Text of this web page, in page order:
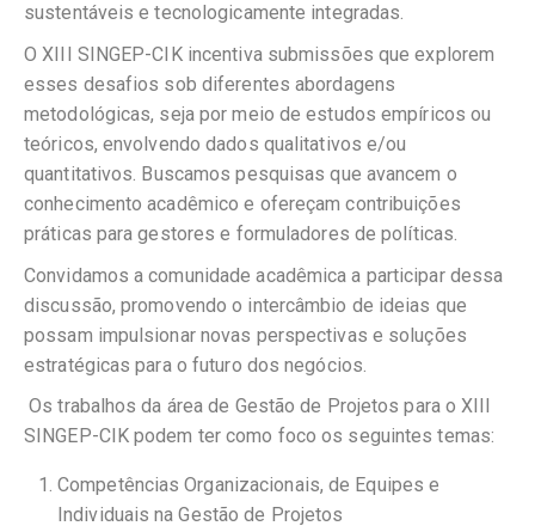
sustentáveis e tecnologicamente integradas.
O XIII SINGEP-CIK incentiva submissões que explorem
esses desafios sob diferentes abordagens
metodológicas, seja por meio de estudos empíricos ou
teóricos, envolvendo dados qualitativos e/ou
quantitativos. Buscamos pesquisas que avancem o
conhecimento acadêmico e ofereçam contribuições
práticas para gestores e formuladores de políticas.
Convidamos a comunidade acadêmica a participar dessa
discussão, promovendo o intercâmbio de ideias que
possam impulsionar novas perspectivas e soluções
estratégicas para o futuro dos negócios.
Os trabalhos da área de Gestão de Projetos para o XIII
SINGEP-CIK podem ter como foco os seguintes temas:
Competências Organizacionais, de Equipes e
Individuais na Gestão de Projetos